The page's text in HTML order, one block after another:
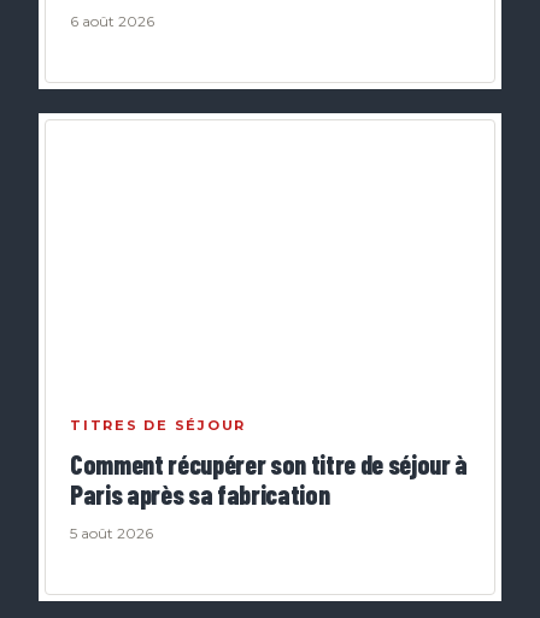
6 août 2026
TITRES DE SÉJOUR
Comment récupérer son titre de séjour à
Paris après sa fabrication
5 août 2026